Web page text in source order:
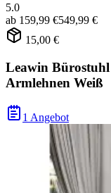
5.0
ab 159,99 €549,99 €
15,00 €
Leawin Bürostuhl
Armlehnen Weiß
1 Angebot